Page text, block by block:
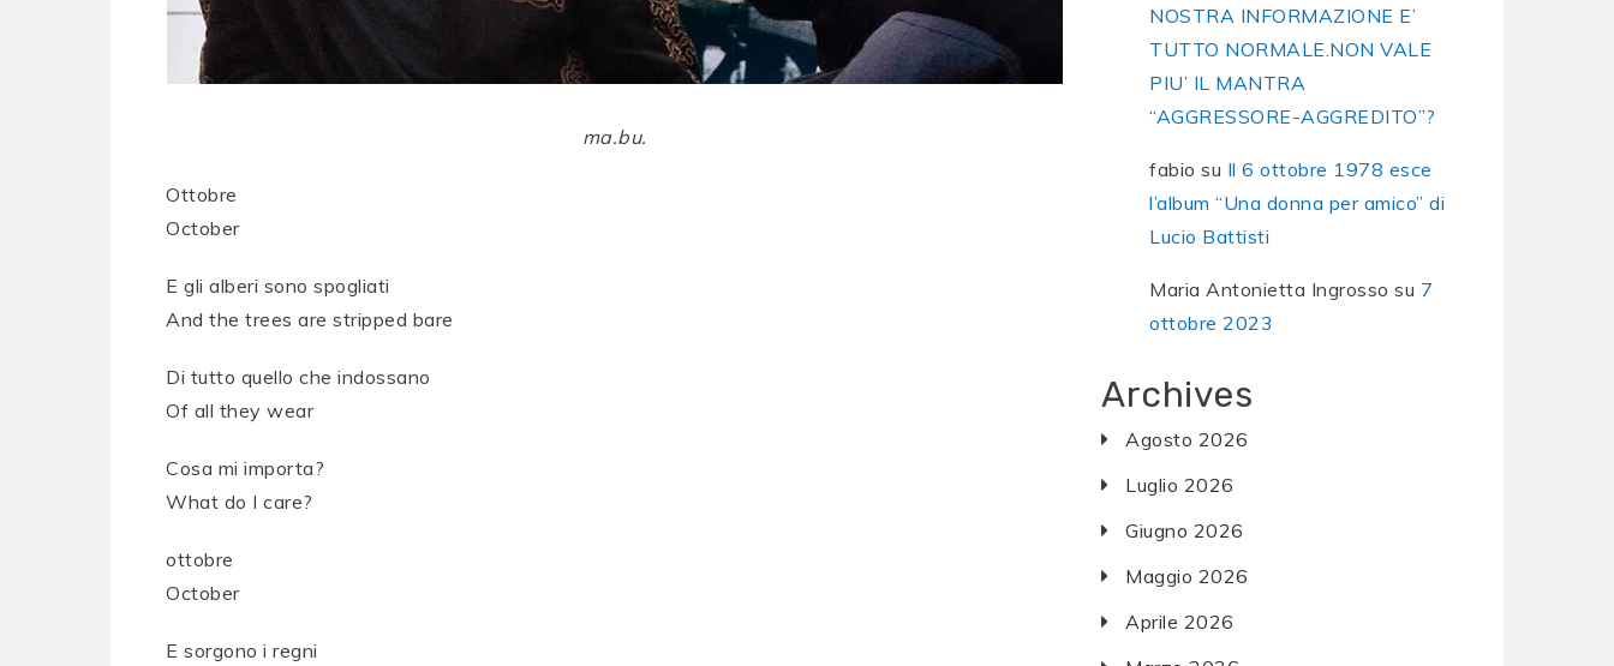
ma.bu.
Ottobre
October
E gli alberi sono spogliati
And the trees are stripped bare
Di tutto quello che indossano
Of all they wear
Cosa mi importa?
What do I care?
ottobre
October
E sorgono i regni
NOSTRA INFORMAZIONE E’
TUTTO NORMALE.NON VALE
PIU’ IL MANTRA
“AGGRESSORE-AGGREDITO”?
fabio su Il 6 ottobre 1978 esce
l’album “Una donna per amico” di
Lucio Battisti
Maria Antonietta Ingrosso su 7
ottobre 2023
Archives
Agosto 2026
Luglio 2026
Giugno 2026
Maggio 2026
Aprile 2026